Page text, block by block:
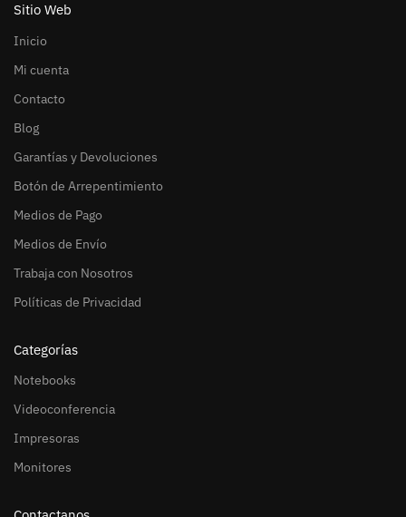
Sitio Web
Inicio
Mi cuenta
Contacto
Blog
Garantías y Devoluciones
Botón de Arrepentimiento
Medios de Pago
Medios de Envío
Trabaja con Nosotros
Políticas de Privacidad
Categorías
Notebooks
Videoconferencia
Impresoras
Monitores